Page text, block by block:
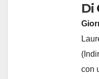
Di
con